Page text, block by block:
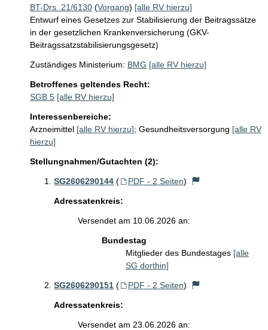
BT-Drs. 21/6130 (Vorgang) [alle RV hierzu]
Entwurf eines Gesetzes zur Stabilisierung der Beitragssätze
in der gesetzlichen Krankenversicherung (GKV-
Beitragssatzstabilisierungsgesetz)
Zuständiges Ministerium: BMG [alle RV hierzu]
Betroffenes geltendes Recht:
SGB 5 [alle RV hierzu]
Interessenbereiche:
Arzneimittel [alle RV hierzu]; Gesundheitsversorgung [alle RV
hierzu]
Stellungnahmen/Gutachten (2):
SG2606290144 ( PDF - 2 Seiten)
Adressatenkreis:
Versendet am 10.06.2026 an:
Bundestag
Mitglieder des Bundestages [alle
SG dorthin]
SG2606290151 ( PDF - 2 Seiten)
Adressatenkreis:
Versendet am 23.06.2026 an: